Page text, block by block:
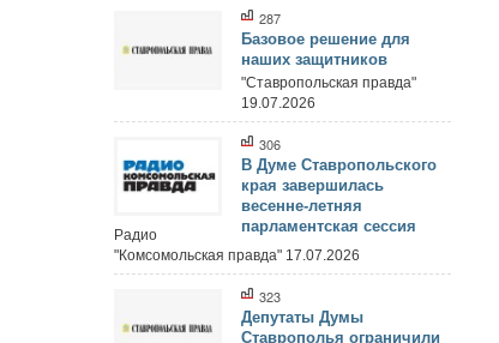
287
Базовое решение для
наших защитников
"Ставропольская правда"
19.07.2026
306
В Думе Ставропольского
края завершилась
весенне-летняя
парламентская сессия
Радио
"Комсомольская правда" 17.07.2026
323
Депутаты Думы
Ставрополья ограничили